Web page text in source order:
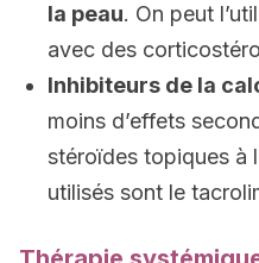
la peau. On peut
avec des
Inhibiteurs de la
moins d’effets
stéroïdes topiques à
utilisés sont le